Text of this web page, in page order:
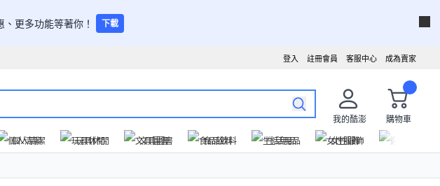
更多功能等著你！ 下載
成為賣家
客服中心
註冊會員
登入
我的酷澎
購物車
個人清潔 玩具休閒 文具圖書 食品飲料 生活用品 女性服飾